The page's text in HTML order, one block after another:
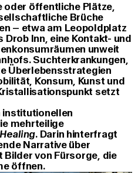
oder öffentliche Plätze,
Brüche
– etwa am Leopoldplatz
Drob Inn, eine Kontakt- und
unweit
Suchterkrankungen,
Überlebensstrategien
Konsum, Kunst und
setzt
institutionellen
mehrteilige
. Darin hinterfragt
Narrative über
von Fürsorge, die
öffnen.